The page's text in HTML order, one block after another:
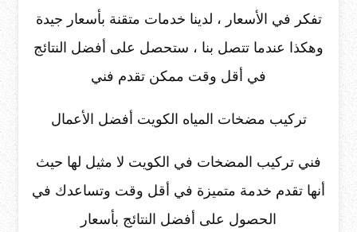
تفكر في الأسعار ، لدينا خدمات متقنة بأسعار جيدة
وهكذا عندما تتصل بنا ، ستحصل على أفضل النتائج
في أقل وقت ممكن تقدم فني
تركيب مضخات المياه الكويت أفضل الأعمال
فني تركيب المضخات في الكويت لا مثيل لها حيث
أنها تقدم خدمة متميزة في أقل وقت وتساعدك في
الحصول على أفضل النتائج بأسعار